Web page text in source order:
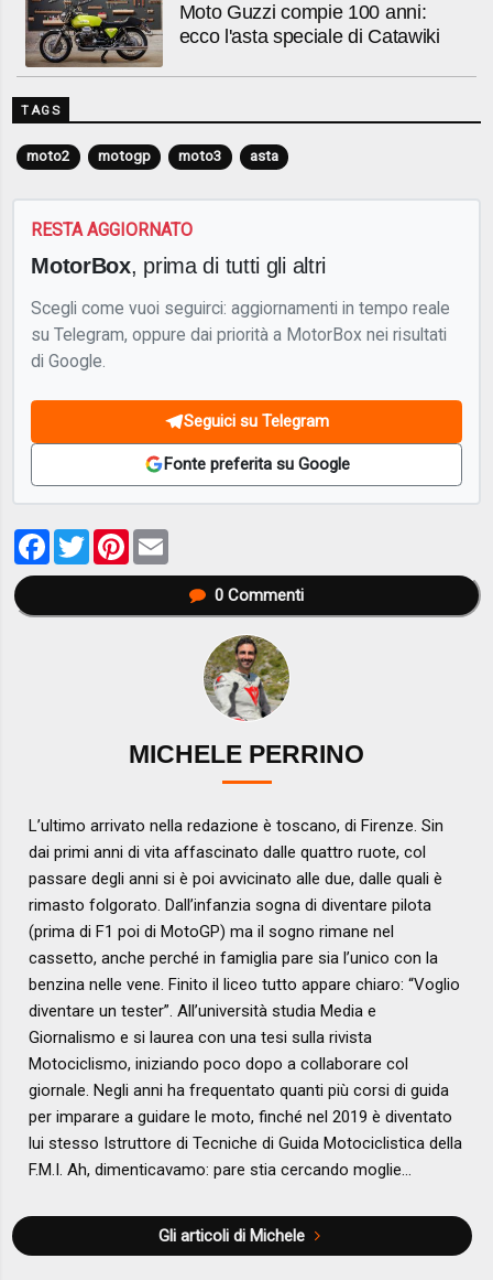
Moto Guzzi compie 100 anni:
ecco l'asta speciale di Catawiki
TAGS
moto2 motogp moto3 asta
RESTA AGGIORNATO
MotorBox, prima di tutti gli altri
Scegli come vuoi seguirci: aggiornamenti in tempo reale
su Telegram, oppure dai priorità a MotorBox nei risultati
di Google.
Seguici su Telegram
Fonte preferita su Google
Facebook
TwitterPinterest
0Commenti
MICHELE PERRINO
L’ultimo arrivato nella redazione è toscano, di Firenze. Sin
dai primi anni di vita affascinato dalle quattro ruote, col
passare degli anni si è poi avvicinato alle due, dalle quali è
rimasto folgorato. Dall’infanzia sogna di diventare pilota
(prima di F1 poi di MotoGP) ma il sogno rimane nel
cassetto, anche perché in famiglia pare sia l’unico con la
benzina nelle vene. Finito il liceo tutto appare chiaro: “Voglio
diventare un tester”. All’università studia Media e
Giornalismo e si laurea con una tesi sulla rivista
Motociclismo, iniziando poco dopo a collaborare col
giornale. Negli anni ha frequentato quanti più corsi di guida
per imparare a guidare le moto, finché nel 2019 è diventato
lui stesso Istruttore di Tecniche di Guida Motociclistica della
F.M.I. Ah, dimenticavamo: pare stia cercando moglie…
Gli articoli di Michele